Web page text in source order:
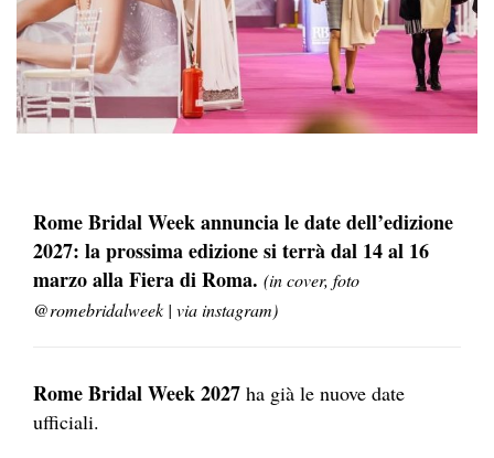
Rome Bridal Week annuncia le date dell’edizione
2027: la prossima edizione si terrà dal 14 al 16
marzo alla Fiera di Roma. (in cover, foto
@romebridalweek | via instagram)
Rome Bridal Week 2027 ha già le nuove date
ufficiali.